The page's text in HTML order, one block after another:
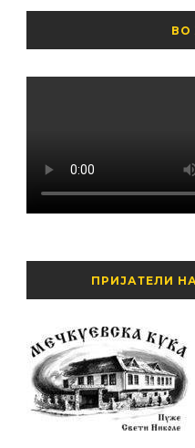
ВО
ПРИЈАТЕЛИ НА